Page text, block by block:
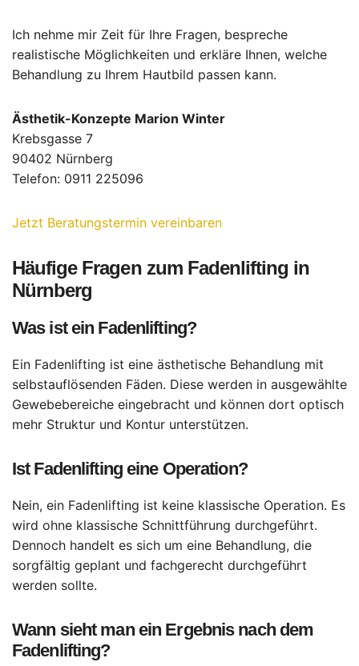
Ich nehme mir Zeit für Ihre Fragen, bespreche
realistische Möglichkeiten und erkläre Ihnen, welche
Behandlung zu Ihrem Hautbild passen kann.
Ästhetik-Konzepte Marion Winter
Krebsgasse 7
90402 Nürnberg
Telefon: 0911 225096
Jetzt Beratungstermin vereinbaren
Häufige Fragen zum Fadenlifting in
Nürnberg
Was ist ein Fadenlifting?
Ein Fadenlifting ist eine ästhetische Behandlung mit
selbstauflösenden Fäden. Diese werden in ausgewählte
Gewebebereiche eingebracht und können dort optisch
mehr Struktur und Kontur unterstützen.
Ist Fadenlifting eine Operation?
Nein, ein Fadenlifting ist keine klassische Operation. Es
wird ohne klassische Schnittführung durchgeführt.
Dennoch handelt es sich um eine Behandlung, die
sorgfältig geplant und fachgerecht durchgeführt
werden sollte.
Wann sieht man ein Ergebnis nach dem
Fadenlifting?